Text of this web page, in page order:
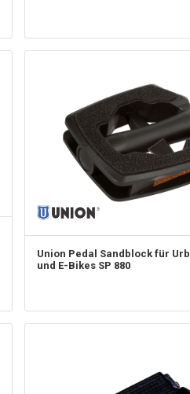
Union Pedal Sandblock für
und E-Bikes SP 880